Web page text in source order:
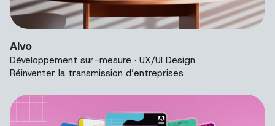
Alvo
Développement sur-mesure · UX/UI Design
Réinventer la transmission d’entreprises